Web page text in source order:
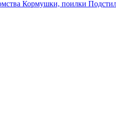
Кормушки, поилки